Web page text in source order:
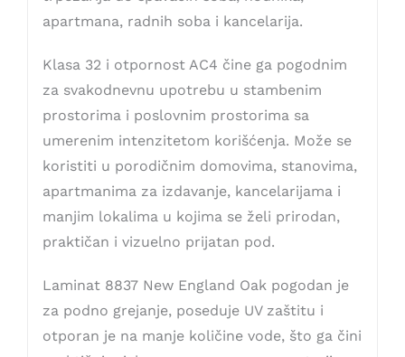
apartmana, radnih soba i kancelarija.
Klasa 32 i otpornost AC4 čine ga pogodnim
za svakodnevnu upotrebu u stambenim
prostorima i poslovnim prostorima sa
umerenim intenzitetom korišćenja. Može se
koristiti u porodičnim domovima, stanovima,
apartmanima za izdavanje, kancelarijama i
manjim lokalima u kojima se želi prirodan,
praktičan i vizuelno prijatan pod.
Laminat 8837 New England Oak pogodan je
za podno grejanje, poseduje UV zaštitu i
otporan je na manje količine vode, što ga čini